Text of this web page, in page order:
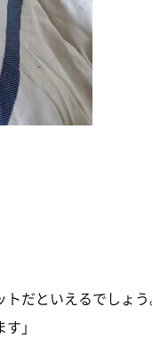
だといえるでしょう
」